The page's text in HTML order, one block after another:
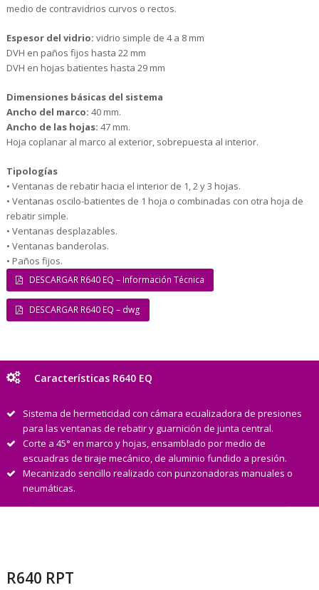
medio de contravidrios curvos o rectos.
Espesor del vidrio: vidrio simple de 4 a 8 mm
DVH en paños fijos hasta 22 mm
DVH en hojas batientes hasta 29 mm
Dimensiones básicas del sistema
Ancho del marco: 40 mm.
Ancho de las hojas: 47 mm.
Hoja coplanar al marco al exterior, sobrepuesta al interior.
Tipologías
• Ventanas de rebatir hacia el interior de 1, 2 y 3 hojas.
• Ventanas oscilo-batientes de 1 hoja o combinadas con otra hoja de
rebatir simple.
• Ventanas desplazables.
• Ventanas banderolas.
• Paños fijos.
DESCARGAR R640 EQ – Información Técnica
DESCARGAR R640 EQ – dwg
Características R640 EQ
Sistema de hermeticidad con cámara ecualizadora de presiones
para las ventanas de rebatir y guarnición de junta central.
Corte a 45° en marco y hojas, ensamblado por medio de
escuadras de tiraje mecánico, de aluminio fundido a presión.
Mecanizado sencillo realizado con punzonadoras manuales o
neumáticas.
R640 RPT